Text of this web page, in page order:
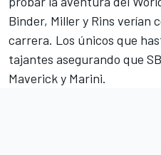
Binder, Miller y Rins verían
carrera. Los únicos que
tajantes asegurando que
Maverick y Marini.